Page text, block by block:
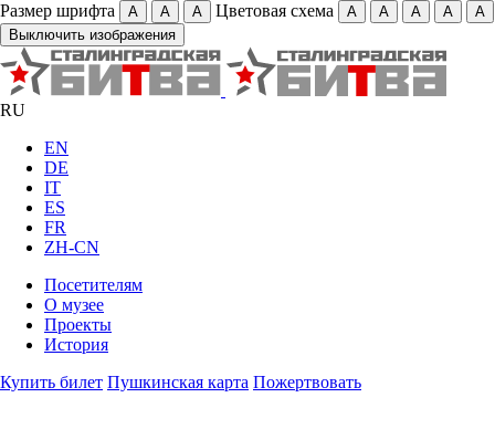
Размер шрифта А А А Цветовая схема А А А А
А
Выключить изображения
RU
EN
DE
IT
ES
FR
ZH-CN
Посетителям
О музее
Проекты
История
Купить билет Пушкинская карта Пожертвовать